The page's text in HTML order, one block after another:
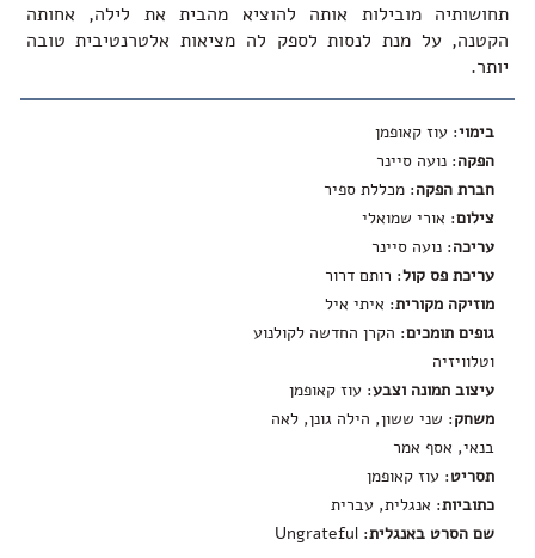
תחושותיה מובילות אותה להוציא מהבית את לילה, אחותה
הקטנה, על מנת לנסות לספק לה מציאות אלטרנטיבית טובה
יותר.
בימוי: עוז קאופמן
הפקה: נועה סיינר
חברת הפקה: מכללת ספיר
צילום: אורי שמואלי
עריכה: נועה סיינר
עריכת פס קול: רותם דרור
מוזיקה מקורית: איתי איל
גופים תומכים: הקרן החדשה לקולנוע
וטלוויזיה
עיצוב תמונה וצבע: עוז קאופמן
משחק: שני ששון, הילה גונן, לאה
בנאי, אסף אמר
תסריט: עוז קאופמן
כתוביות: אנגלית, עברית
שם הסרט באנגלית:
Ungrateful